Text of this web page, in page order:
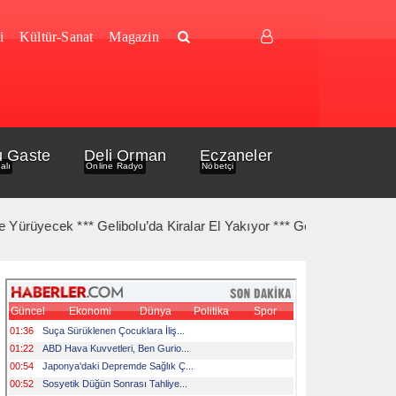
Kültür-Sanat Magazin
Gaste Deli Orman
Online Radyo
Eczaneler
Nöbetçi
Gelibolu’da Kiralar El Yakıyor *** Gelibolu Açıklarında